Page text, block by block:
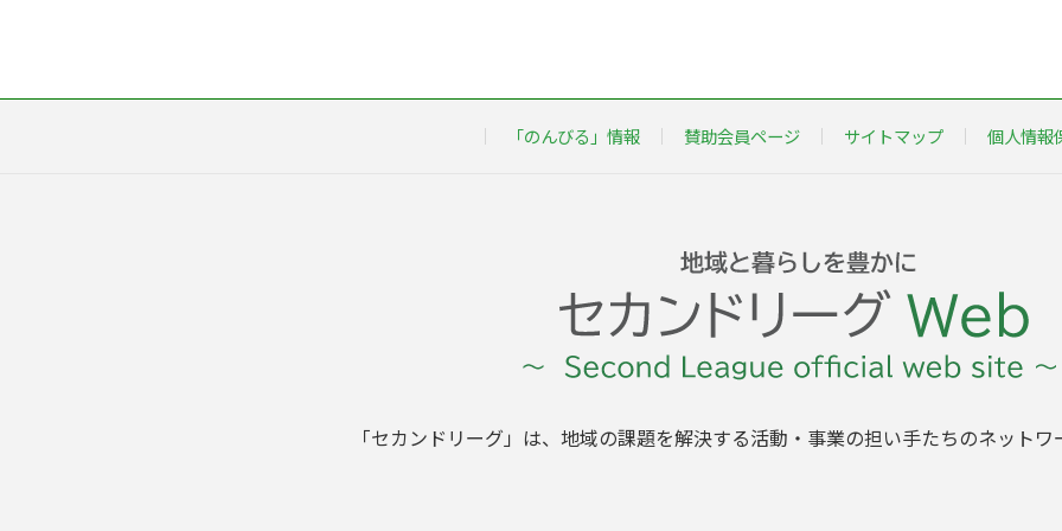
「のんびる」情報 賛助会員ページ サイトマップ 個人情報
「セカンドリーグ」は、地域の課題を解決する活動・事業の担い手たちのネット